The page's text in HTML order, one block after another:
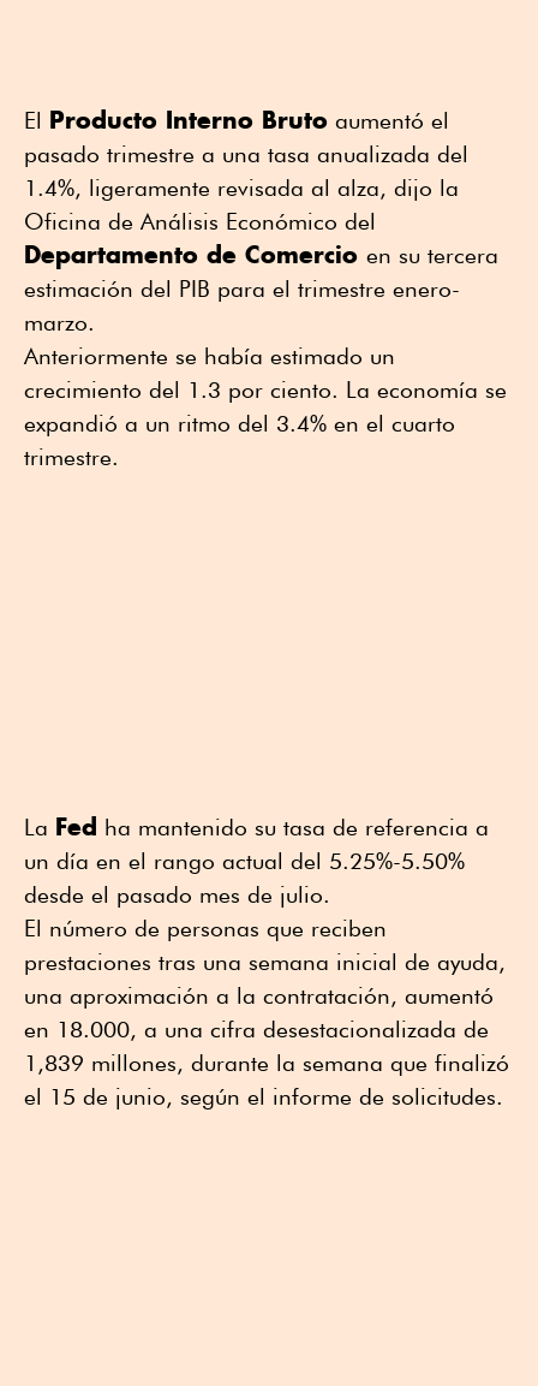
El Producto Interno Bruto aumentó el
pasado trimestre a una tasa anualizada del
1.4%, ligeramente revisada al alza, dijo la
Oficina de Análisis Económico del
Departamento de Comercio en su tercera
estimación del PIB para el trimestre enero-
marzo.
Anteriormente se había estimado un
crecimiento del 1.3 por ciento. La economía se
expandió a un ritmo del 3.4% en el cuarto
trimestre.
La Fed ha mantenido su tasa de referencia a
un día en el rango actual del 5.25%-5.50%
desde el pasado mes de julio.
El número de personas que reciben
prestaciones tras una semana inicial de ayuda,
una aproximación a la contratación, aumentó
en 18.000, a una cifra desestacionalizada de
1,839 millones, durante la semana que finalizó
el 15 de junio, según el informe de solicitudes.